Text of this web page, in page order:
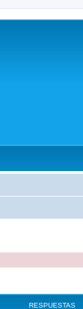
RESPUESTAS